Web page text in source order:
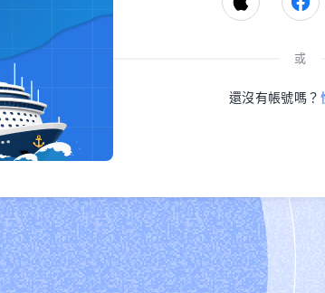
或
還沒有帳號嗎？